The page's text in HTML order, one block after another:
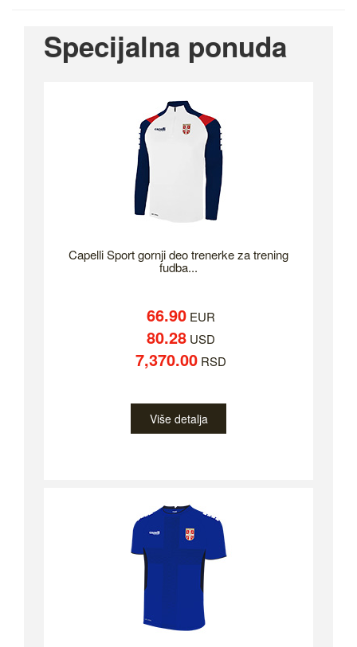
Specijalna ponuda
Capelli Sport gornji deo trenerke za trening
fudba...
66.90EUR
80.28USD
7,370.00RSD
Više detalja